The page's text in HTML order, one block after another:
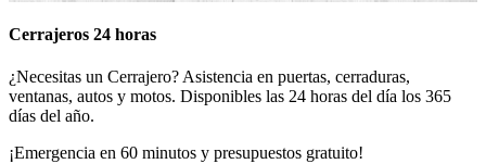
Cerrajeros 24 horas
¿Necesitas un Cerrajero? Asistencia en puertas, cerraduras,
ventanas, autos y motos. Disponibles las 24 horas del día los 365
días del año.
¡Emergencia en 60 minutos y presupuestos gratuito!